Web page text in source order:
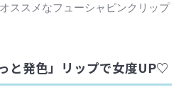
ススメなフューシャピンクリップ
と発色」リップで女度UP♡